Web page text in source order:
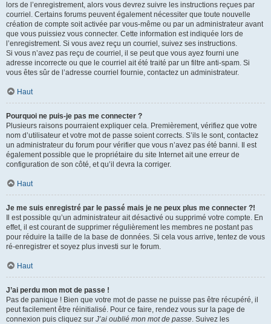
lors de l’enregistrement, alors vous devrez suivre les instructions reçues par
courriel. Certains forums peuvent également nécessiter que toute nouvelle
création de compte soit activée par vous-même ou par un administrateur avant
que vous puissiez vous connecter. Cette information est indiquée lors de
l’enregistrement. Si vous avez reçu un courriel, suivez ses instructions.
Si vous n’avez pas reçu de courriel, il se peut que vous ayez fourni une
adresse incorrecte ou que le courriel ait été traité par un filtre anti-spam. Si
vous êtes sûr de l’adresse courriel fournie, contactez un administrateur.
Haut
Pourquoi ne puis-je pas me connecter ?
Plusieurs raisons pourraient expliquer cela. Premièrement, vérifiez que votre
nom d’utilisateur et votre mot de passe soient corrects. S’ils le sont, contactez
un administrateur du forum pour vérifier que vous n’avez pas été banni. Il est
également possible que le propriétaire du site Internet ait une erreur de
configuration de son côté, et qu’il devra la corriger.
Haut
Je me suis enregistré par le passé mais je ne peux plus me connecter ?!
Il est possible qu’un administrateur ait désactivé ou supprimé votre compte. En
effet, il est courant de supprimer régulièrement les membres ne postant pas
pour réduire la taille de la base de données. Si cela vous arrive, tentez de vous
ré-enregistrer et soyez plus investi sur le forum.
Haut
J’ai perdu mon mot de passe !
Pas de panique ! Bien que votre mot de passe ne puisse pas être récupéré, il
peut facilement être réinitialisé. Pour ce faire, rendez vous sur la page de
connexion puis cliquez sur J’ai oublié mon mot de passe. Suivez les